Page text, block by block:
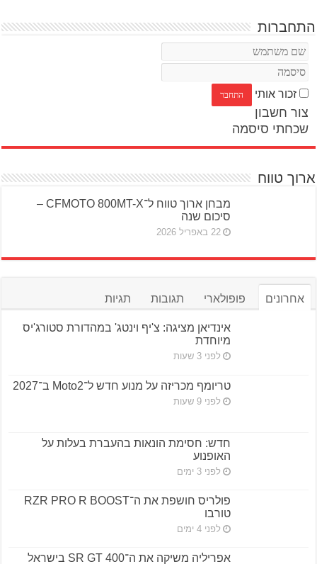
התחברות
זכור אותי
צור חשבון
שכחתי סיסמה
ארוך טווח
מבחן ארוך טווח ל־CFMOTO 800MT-X –
סיכום שנה
22 באפריל 2026
אחרונים פופולארי תגובות תגיות
אינדיאן מציגה: צ'יף וינטג' במהדורת סטורג'יס
מיוחדת
לפני 3 שעות
טריומף מכריזה על מנוע חדש ל־Moto2 ב־2027
לפני 9 שעות
חדש: חסימת הונאות בהעברת בעלות על
האופנוע
לפני 3 ימים
פולריס חושפת את ה־RZR PRO R BOOST
טורבו
לפני 4 ימים
אפריליה משיקה את ה־SR GT 400 בישראל